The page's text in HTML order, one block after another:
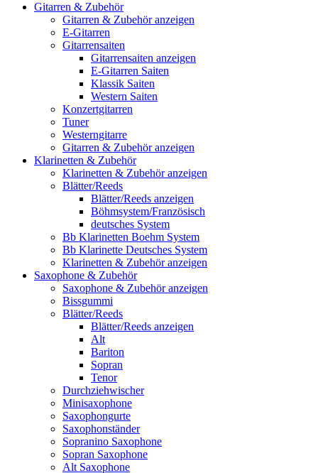
Gitarren & Zubehör
Gitarren & Zubehör anzeigen
E-Gitarren
Gitarrensaiten
Gitarrensaiten anzeigen
E-Gitarren Saiten
Klassik Saiten
Western Saiten
Konzertgitarren
Tuner
Westerngitarre
Gitarren & Zubehör anzeigen
Klarinetten & Zubehör
Klarinetten & Zubehör anzeigen
Blätter/Reeds
Blätter/Reeds anzeigen
Böhmsystem/Französisch
deutsches System
Bb Klarinetten Boehm System
Bb Klarinette Deutsches System
Klarinetten & Zubehör anzeigen
Saxophone & Zubehör
Saxophone & Zubehör anzeigen
Bissgummi
Blätter/Reeds
Blätter/Reeds anzeigen
Alt
Bariton
Sopran
Tenor
Durchziehwischer
Minisaxophone
Saxophongurte
Saxophonständer
Sopranino Saxophone
Sopran Saxophone
Alt Saxophone